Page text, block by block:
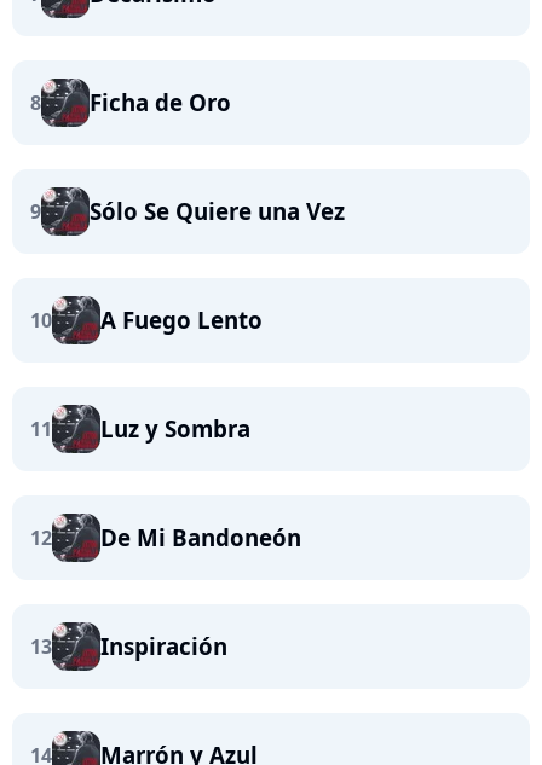
8 Ficha de Oro
9 Sólo Se Quiere una Vez
10 A Fuego Lento
11 Luz y Sombra
12 De Mi Bandoneón
13 Inspiración
14 Marrón y Azul